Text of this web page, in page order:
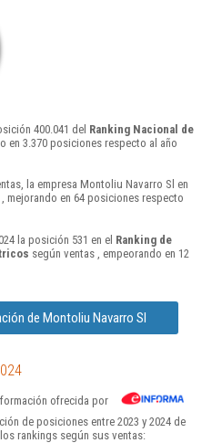
400.041 del Ranking Nacional de
en 3.370 posiciones respecto al año
la empresa Montoliu Navarro Sl en
mejorando en 64 posiciones respecto
la posición 531 en el Ranking de
según ventas , empeorando en 12
de Montoliu Navarro Sl
ofrecida por
de posiciones entre 2023 y 2024 de
rankings según sus ventas: